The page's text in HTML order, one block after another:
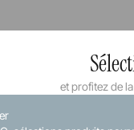
et profitez de